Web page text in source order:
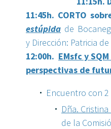
11:45h. CORTO
estúpida de
y Dirección: Patricia
12:00h. EMsfc y
perspectivas de
Encuentro con
Dña.
de la